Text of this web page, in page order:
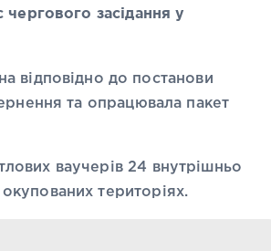
чергового засідання у
відповідно до постанови
та опрацювала пакет
ваучерів 24 внутрішньо
територіях.